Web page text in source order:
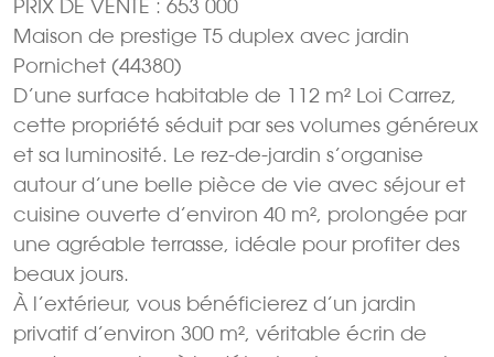
PRIX DE VENTE : 653 000 
Maison de prestige T5 duplex avec jardin 
Pornichet (44380)
D’une surface habitable de 112 m² Loi Carrez,
cette propriété séduit par ses volumes généreux
et sa luminosité. Le rez-de-jardin s’organise
autour d’une belle pièce de vie avec séjour et
cuisine ouverte d’environ 40 m², prolongée par
une agréable terrasse, idéale pour profiter des
beaux jours.
À l’extérieur, vous bénéficierez d’un jardin
privatif d’environ 300 m², véritable écrin de